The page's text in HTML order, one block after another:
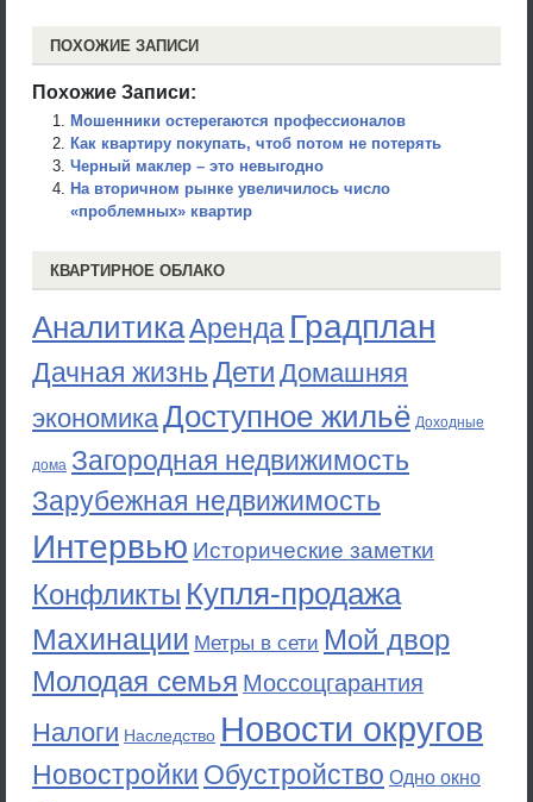
ПОХОЖИЕ ЗАПИСИ
Похожие Записи:
Мошенники остерегаются профессионалов
Как квартиру покупать, чтоб потом не потерять
Черный маклер – это невыгодно
На вторичном рынке увеличилось число
«проблемных» квартир
КВАРТИРНОЕ ОБЛАКО
АналитикаАренда Градплан
Дачная жизньДети Домашняя
экономикаДоступное жильё Доходные
дома Загородная недвижимость
Зарубежная недвижимость
Интервью Исторические заметки
Конфликты Купля-продажа
Махинации Метры в сети Мой двор
Молодая семья Моссоцгарантия
Налоги Наследство Новости округов
Новостройки Обустройство Одно окно